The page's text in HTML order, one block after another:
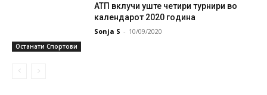
Останати Спортови
АТП вклучи уште четири турнири во
календарот 2020 година
Sonja S - 10/09/2020